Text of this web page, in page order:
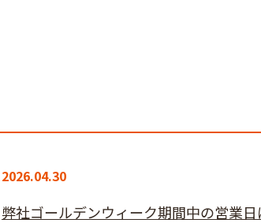
2026.04.30
弊社ゴールデンウィーク期間中の営業日